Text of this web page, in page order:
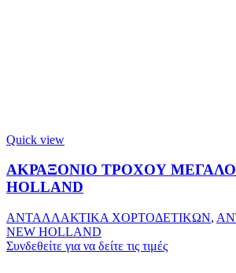
Quick view
ΑΚΡΑΞΟΝΙΟ ΤΡΟΧΟΥ ΜΕΓΑΛΟ
HOLLAND
ΑΝΤΑΛΛΑΚΤΙΚΑ ΧΟΡΤΟΔΕΤΙΚΩΝ,
NEW HOLLAND
Συνδεθείτε για να δείτε τις τιμές